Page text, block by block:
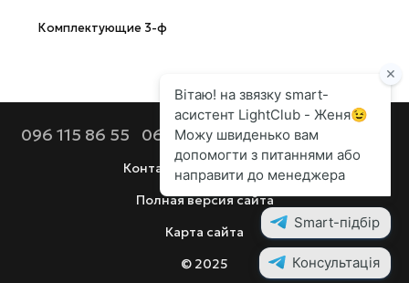
Комплектующие 3-ф
096 115 86 55 068 112 92 44 099 686 90 80
Контактная информация
Полная версия сайта
Карта сайта
© 2025